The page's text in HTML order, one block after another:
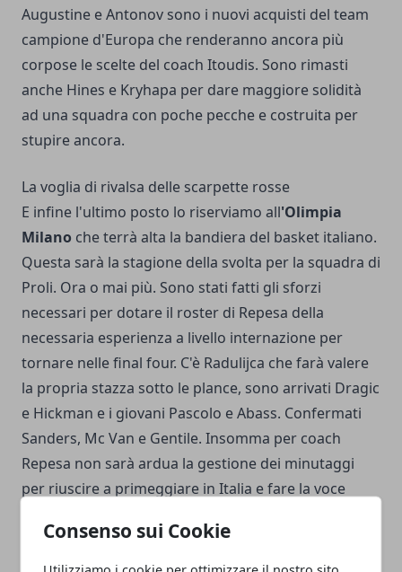
Consenso sui Cookie
Augustine e Antonov sono i nuovi acquisti del team
campione d'Europa che renderanno ancora più
corpose le scelte del coach Itoudis. Sono rimasti
anche Hines e Kryhapa per dare maggiore solidità
ad una squadra con poche pecche e costruita per
stupire ancora.
La voglia di rivalsa delle scarpette rosse
E infine l'ultimo posto lo riserviamo all'Olimpia
Milano che terrà alta la bandiera del basket italiano.
Questa sarà la stagione della svolta per la squadra di
Proli. Ora o mai più. Sono stati fatti gli sforzi
necessari per dotare il roster di Repesa della
necessaria esperienza a livello internazione per
tornare nelle final four. C'è Radulijca che farà valere
la propria stazza sotto le plance, sono arrivati Dragic
e Hickman e i giovani Pascolo e Abass. Confermati
Sanders, Mc Van e Gentile. Insomma per coach
Repesa non sarà ardua la gestione dei minutaggi
per riuscire a primeggiare in Italia e fare la voce